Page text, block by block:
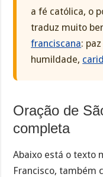
a fé católica, o
traduz muito
franciscana:
humildade,
Oração de
completa
Abaixo está o texto
Francisco, também